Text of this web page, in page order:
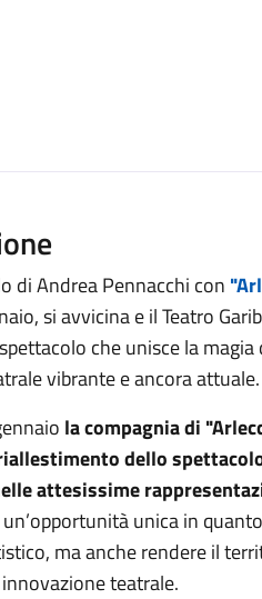
di Andrea Pennacchi con
si avvicina e il Teatro
che unisce la
vibrante e ancora attuale.
la compagnia di
dello
attesissime
unica in
ma anche rendere il
teatrale.